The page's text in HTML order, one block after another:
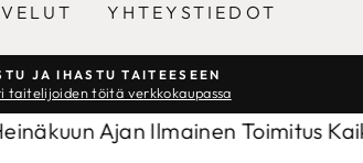
YHTEYSTIEDOT
JA IHASTU TAITEESEEN
taitelijoiden töitä verkkokaupassa
Ilmainen Toimitus Kaikkiin